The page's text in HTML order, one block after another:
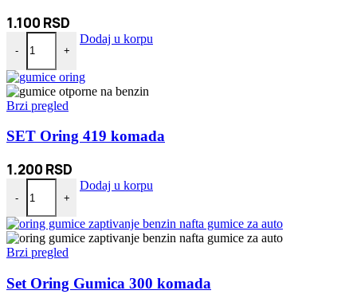
1.100 RSD
-
Ručni usisivač 2u1 Vacum Cleaner 120W količina
+
Dodaj u korpu
Brzi pregled
SET Oring 419 komada
1.200 RSD
-
SET Oring 419 komada količina
+
Dodaj u korpu
Brzi pregled
Set Oring Gumica 300 komada